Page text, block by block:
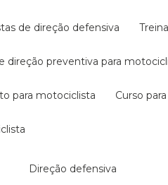
de direção defensiva
direção preventiva para
para motociclista curso
direção defensiva